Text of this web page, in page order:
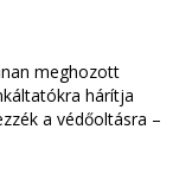
meghozott
hárítja
a védőoltásra –